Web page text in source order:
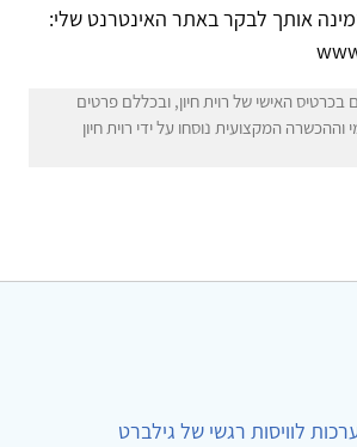
אותך לבקר באתר האינטרנט שלי:
האישי של רוית חיון, ובכללם פרטים
המקצועית נוסחו על ידי רוית חיון
לוויסות רגשי של גילברט